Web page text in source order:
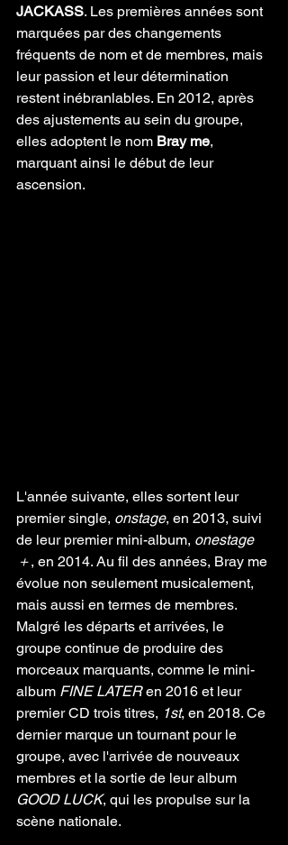
JACKASS. Les premières années sont
marquées par des changements
fréquents de nom et de membres, mais
leur passion et leur détermination
restent inébranlables. En 2012, après
des ajustements au sein du groupe,
elles adoptent le nom Bray me,
marquant ainsi le début de leur
ascension.
L'année suivante, elles sortent leur
premier single, onstage, en 2013, suivi
de leur premier mini-album, onestage
＋, en 2014. Au fil des années, Bray me
évolue non seulement musicalement,
mais aussi en termes de membres.
Malgré les départs et arrivées, le
groupe continue de produire des
morceaux marquants, comme le mini-
album FINE LATER en 2016 et leur
premier CD trois titres, 1st, en 2018. Ce
dernier marque un tournant pour le
groupe, avec l'arrivée de nouveaux
membres et la sortie de leur album
GOOD LUCK, qui les propulse sur la
scène nationale.